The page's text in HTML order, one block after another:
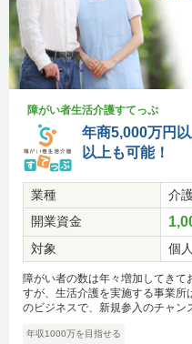
障がい者生活介護すてっぷ
年商5,000万円
以上も可能！
業種
介
開業資金
対象 個
障がい者の数は年々増加してきて
すが、生活介護を実施する事業
のビジネスで、新規参入のチャン
年収1000万を目指せる